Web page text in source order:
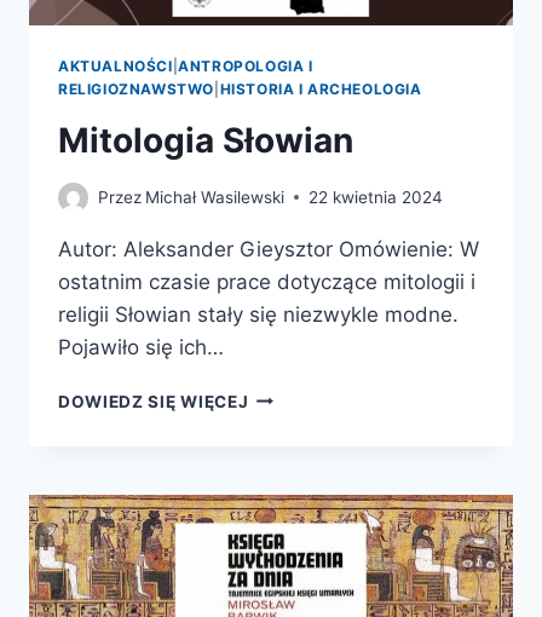
AKTUALNOŚCI |ANTROPOLOGIA I
RELIGIOZNAWSTWO HISTORIA I ARCHEOLOGIA
Mitologia Słowian
Przez Michał Wasilewski 22 kwietnia 2024
Autor: Aleksander Gieysztor Omówienie: W
ostatnim czasie prace dotyczące mitologii i
religii Słowian stały się niezwykle modne.
Pojawiło się ich…
DOWIEDZ SIĘ WIĘCEJ MITOLOGIA